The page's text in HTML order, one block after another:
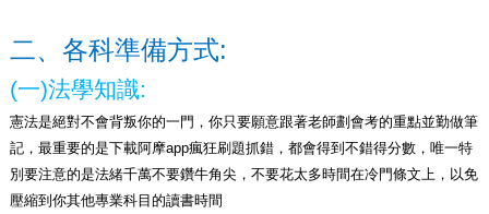
二、各科準備方式:
(一)法學知識:
憲法是絕對不會背叛你的一門，你只要願意跟著老師劃會考的重點並勤做筆
記，最重要的是下載阿摩app瘋狂刷題抓錯，都會得到不錯得分數，唯一特
別要注意的是法緒千萬不要鑽牛角尖，不要花太多時間在冷門條文上，以免
壓縮到你其他專業科目的讀書時間